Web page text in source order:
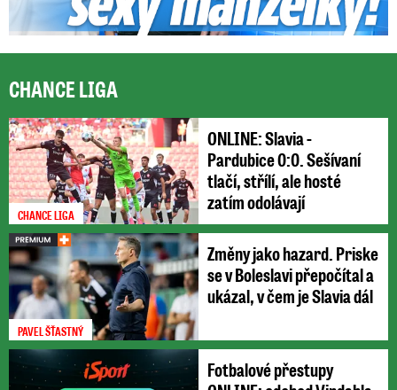
CHANCE LIGA
CHANCE LIGA
ONLINE: Slavia -
Pardubice 0:0. Sešívaní
tlačí, střílí, ale hosté
zatím odolávají
PAVEL ŠŤASTNÝ
Změny jako hazard. Priske
se v Boleslavi přepočítal a
ukázal, v čem je Slavia dál
Fotbalové přestupy